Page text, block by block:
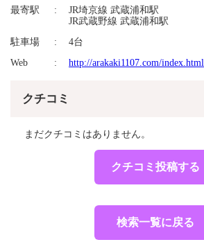
最寄駅
JR埼京線 武蔵浦和駅
JR武蔵野線 武蔵浦和駅
駐車場
4台
Web
http://arakaki1107.com/index.html
クチコミ
まだクチコミはありません。
クチコミ投稿する
検索一覧に戻る